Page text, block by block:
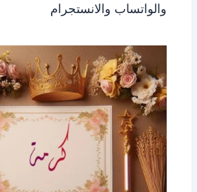
والواتساب والانستجرام